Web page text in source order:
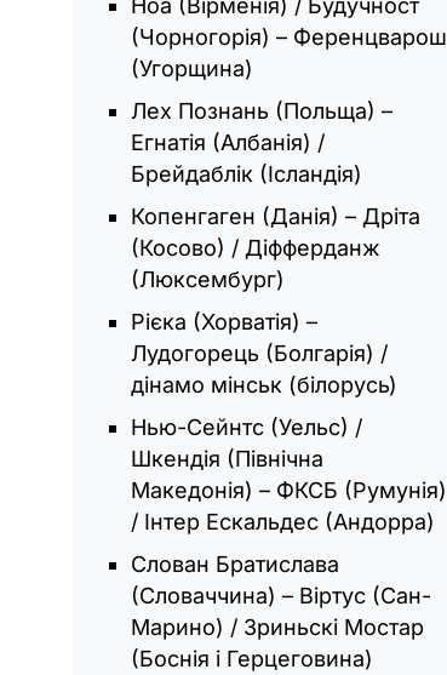
Ноа (Вірменія) / Будучност
(Чорногорія) – Ференцварош
(Угорщина)
Лех Познань (Польща) –
Егнатія (Албанія) /
Брейдаблік (Ісландія)
Копенгаген (Данія) – Дріта
(Косово) / Діфферданж
(Люксембург)
Рієка (Хорватія) –
Лудогорець (Болгарія) /
дінамо мінськ (білорусь)
Нью-Сейнтс (Уельс) /
Шкендія (Північна
Македонія) – ФКСБ (Румунія)
/ Інтер Ескальдес (Андорра)
Слован Братислава
(Словаччина) – Віртус (Сан-
Марино) / Зриньскі Мостар
(Боснія і Герцеговина)